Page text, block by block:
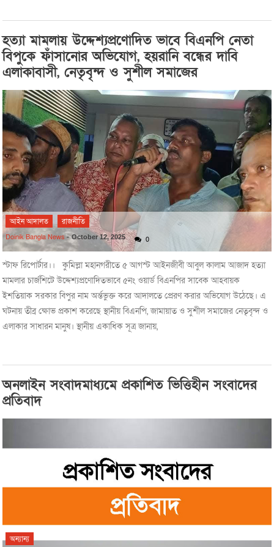
হত্যা মামলায় উদ্দেশ্যপ্রণোদিত ভাবে বিএনপি নেতা
বিপুকে ফাঁসানোর অভিযোগ, হয়রানি বন্ধের দাবি
এলাকাবাসী, নেতৃবৃন্দ ও সুশীল সমাজের
আইন আদালত রাজনীতি
Doinik Bangla News -October 12, 2025 0
স্টাফ রিপোর্টার।। কুমিল্লা মহানগরীতে ৫ আগস্ট আইনজীবী আবুল কালাম আজাদ হত্যা
মামলার চার্জশিটে উদ্দেশ্যপ্রণোদিতভাবে ৫নং ওয়ার্ড বিএনপির সাবেক আহবায়ক
ইশতিয়াক সরকার বিপুর নাম অর্ন্তভুক্ত করে আদালতে প্রেরণ করার অভিযোগ উঠেছে। এ
ঘটনায় তীব্র ক্ষোভ প্রকাশ করেছে স্থানীয় বিএনপি, জামায়াত ও সুশীল সমাজের নেতৃবৃন্দ ও
এলাকার সাধারন মানুষ। স্থানীয় একাধিক সূত্র জানায়,
অনলাইন সংবাদমাধ্যমে প্রকাশিত ভিত্তিহীন সংবাদের
প্রতিবাদ
অন্যান্য